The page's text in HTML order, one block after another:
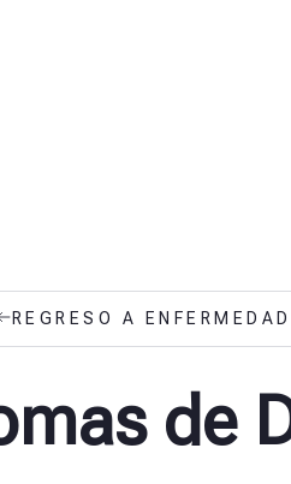
REGRESO A
de